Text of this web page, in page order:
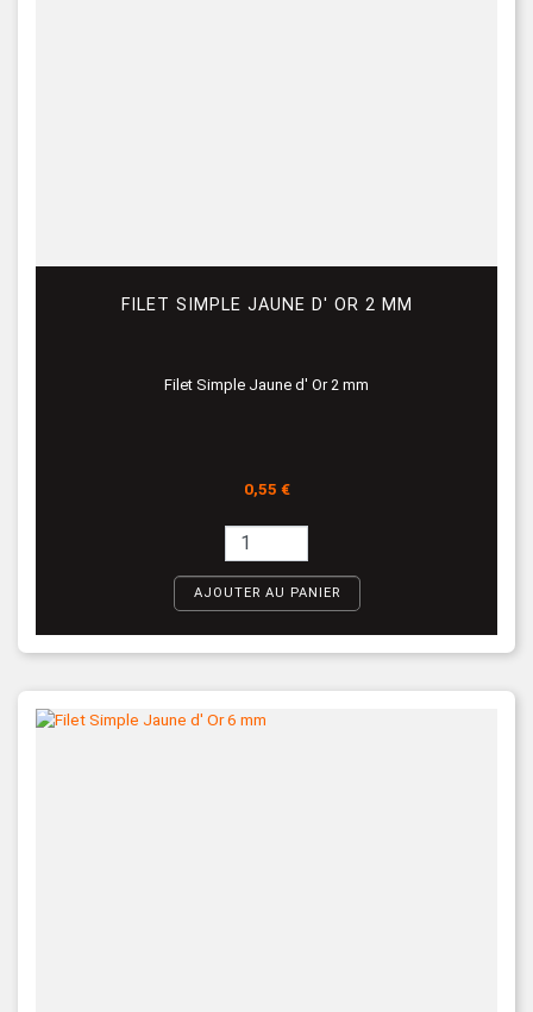
FILET SIMPLE JAUNE D' OR 2 MM
Filet Simple Jaune d' Or 2 mm
Prix
0,55 €
AJOUTER AU PANIER